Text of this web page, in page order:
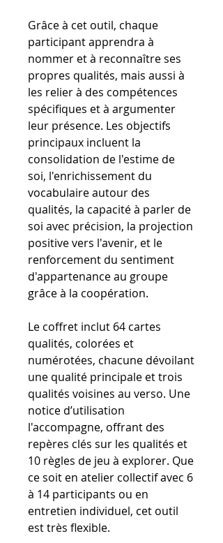
Grâce à cet outil, chaque
participant apprendra à
nommer et à reconnaître ses
propres qualités, mais aussi à
les relier à des compétences
spécifiques et à argumenter
leur présence. Les objectifs
principaux incluent la
consolidation de l'estime de
soi, l'enrichissement du
vocabulaire autour des
qualités, la capacité à parler de
soi avec précision, la projection
positive vers l'avenir, et le
renforcement du sentiment
d'appartenance au groupe
grâce à la coopération.
Le coffret inclut 64 cartes
qualités, colorées et
numérotées, chacune dévoilant
une qualité principale et trois
qualités voisines au verso. Une
notice d’utilisation
l'accompagne, offrant des
repères clés sur les qualités et
10 règles de jeu à explorer. Que
ce soit en atelier collectif avec 6
à 14 participants ou en
entretien individuel, cet outil
est très flexible.